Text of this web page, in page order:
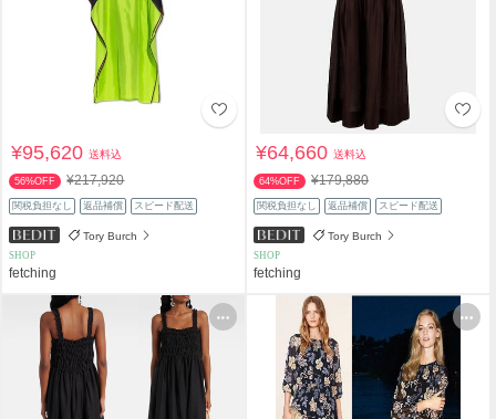
¥95,620送料込
56%OFF ¥217,920
関税負担なし 返品補償 スピード配送
Tory Burch
SHOP
fetching
¥64,660送料込
64%OFF ¥179,880
関税負担なし 返品補償 スピード配送
Tory Burch
SHOP
fetching